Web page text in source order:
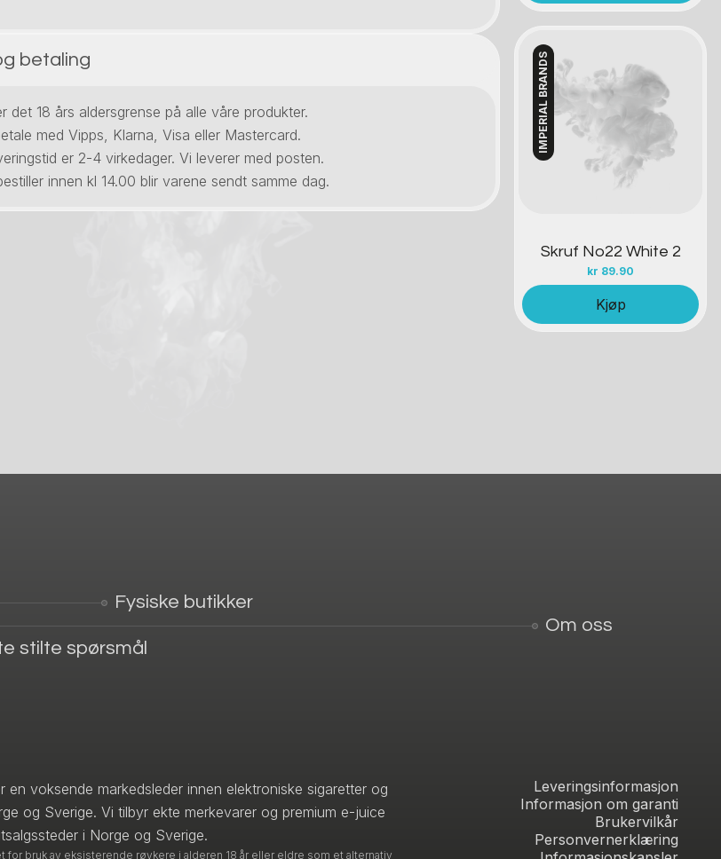
betaling
det 18 års aldersgrense på alle våre produkter.
med Vipps, Klarna, Visa eller Mastercard.
er 2-4 virkedager. Vi leverer med posten.
innen kl 14.00 blir varene sendt samme dag.
IMPERIAL BRANDS
Skruf No22 White 2
kr 89.90
Kontakt oss
Kjøp
Fysiske butikker
Om oss
stilte spørsmål
en voksende markedsleder innen elektroniske sigaretter og
og Sverige. Vi tilbyr ekte merkevarer og premium e-juice
i Norge og Sverige.
bruk av eksisterende røykere i alderen 18 år eller eldre som et alternativ
Leveringsinformasjon
Informasjon om garanti
Brukervilkår
Personvernerklæring